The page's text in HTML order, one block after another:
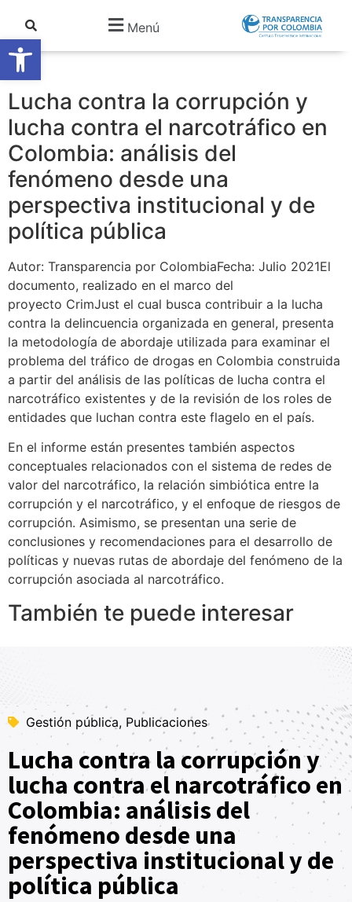
Abrir barra de herramientas
Menú
Lucha contra la corrupción y
lucha contra el narcotráfico en
Colombia: análisis del
fenómeno desde una
perspectiva institucional y de
política pública
Autor: Transparencia por ColombiaFecha: Julio 2021El
documento, realizado en el marco del
proyecto CrimJust el cual busca contribuir a la lucha
contra la delincuencia organizada en general, presenta
la metodología de abordaje utilizada para examinar el
problema del tráfico de drogas en Colombia construida
a partir del análisis de las políticas de lucha contra el
narcotráfico existentes y de la revisión de los roles de
entidades que luchan contra este flagelo en el país.
En el informe están presentes también aspectos
conceptuales relacionados con el sistema de redes de
valor del narcotráfico, la relación simbiótica entre la
corrupción y el narcotráfico, y el enfoque de riesgos de
corrupción. Asimismo, se presentan una serie de
conclusiones y recomendaciones para el desarrollo de
políticas y nuevas rutas de abordaje del fenómeno de la
corrupción asociada al narcotráfico.
También te puede interesar
Gestión pública, Publicaciones
Lucha contra la corrupción y
lucha contra el narcotráfico en
Colombia: análisis del
fenómeno desde una
perspectiva institucional y de
política pública